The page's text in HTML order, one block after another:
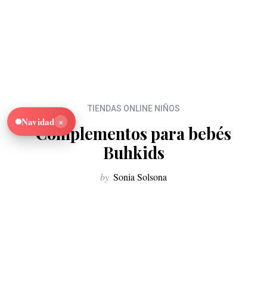
TIENDAS ONLINE NIÑOS
Complementos para bebés
Buhkids
by Sonia Solsona
Navidad ×